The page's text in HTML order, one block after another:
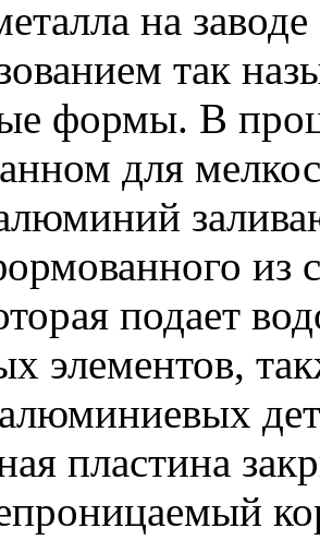
на
так
формы. В
для
подает
элементов,
пластина